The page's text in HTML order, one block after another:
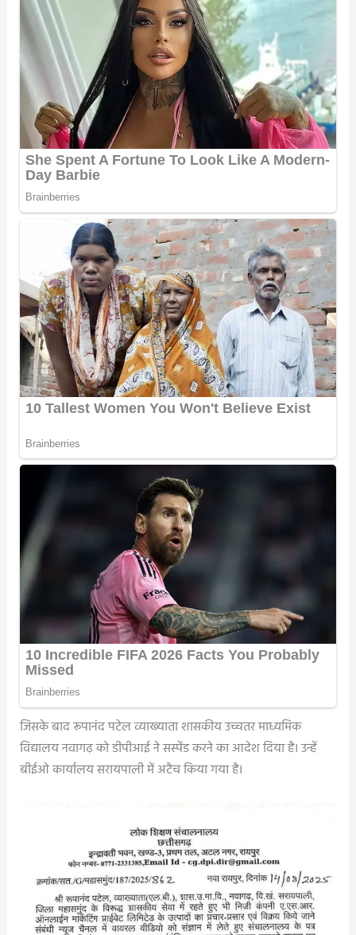
जिसके बाद रूपानंद पटेल व्याख्याता शासकीय उच्चतर माध्यमिक
विद्यालय नवागढ़ को डीपीआई ने सस्पेंड करने का आदेश दिया है। उन्हें
बीईओ कार्यालय सरायपाली में अटैच किया गया है।